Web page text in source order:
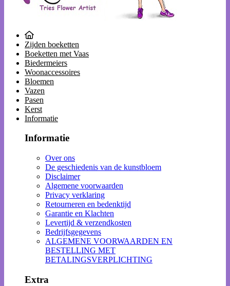
Zijden boeketten
Boeketten met Vaas
Biedermeiers
Woonaccessoires
Bloemen
Vazen
Pasen
Kerst
Informatie
Informatie
Over ons
De geschiedenis van de kunstbloem
Disclaimer
Algemene voorwaarden
Privacy verklaring
Retourneren en bedenktijd
Garantie en Klachten
Levertijd & verzendkosten
Bedrijfsgegevens
ALGEMENE VOORWAARDEN EN
BESTELLING MET
BETALINGSVERPLICHTING
Extra